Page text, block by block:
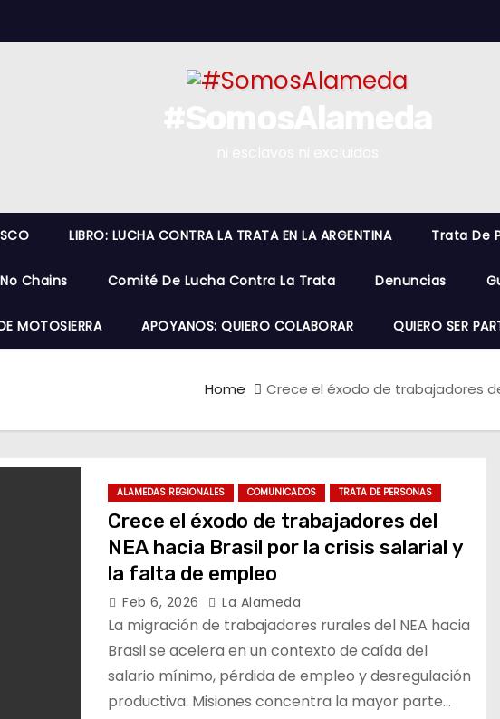
LIBRO: LUCHA CONTRA LA TRATA EN LA ARGENTINA Trata De
Chains Comité De Lucha Contra La Trata Denuncias
MOTOSIERRA APOYANOS: QUIERO COLABORAR QUIERO SER
Home Crece el éxodo de trabajadores
ALAMEDAS REGIONALES COMUNICADOS TRATA DE PERSONAS
Crece el éxodo de trabajadores del
NEA hacia Brasil por la crisis salarial y
la falta de empleo
Feb 6, 2026 La Alameda
La migración de trabajadores rurales del NEA hacia
Brasil se acelera en un contexto de caída del
salario mínimo, pérdida de empleo y desregulación
productiva. Misiones concentra la mayor parte…